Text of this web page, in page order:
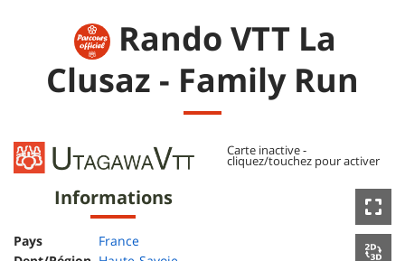
Rando VTT La
Clusaz - Family Run
Informations
Pays
France